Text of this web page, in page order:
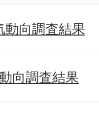
向調査結果
向調査結果